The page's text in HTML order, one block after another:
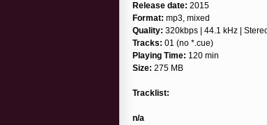
Release date: 2015
Format: mp3, mixed
Quality: 320kbps | 44.1 kHz |
Tracks: 01 (no *.cue)
Playing Time: 120 min
Size: 275 MB
Tracklist:
n/a